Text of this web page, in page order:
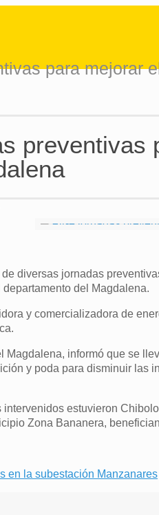
para mejorar
preventivas
diversas jornadas
del Magdalena.
y comercializadora de
Magdalena, informó que se
y poda para disminuir las
estuvieron
Zona Bananera,
en la subestación Manzanares